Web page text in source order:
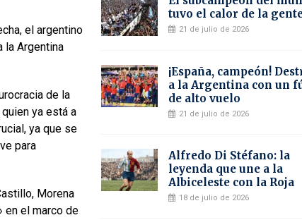
el argentino
la Argentina
de la
ya está a
ya que se
para
Morena
en el marco de
tuvo el calor de la
21 de julio de 2026
¡España, campeón!
a la Argentina con un
de alto vuelo
21 de julio de 2026
Alfredo Di Stéfano: la
leyenda que une a la
Albiceleste con la Roja
18 de julio de 2026